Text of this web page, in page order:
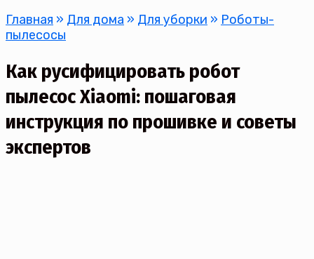
Главная » Для дома » Для уборки » Роботы-
пылесосы
Как русифицировать робот
пылесос Хiaomi: пошаговая
инструкция по прошивке и советы
экспертов